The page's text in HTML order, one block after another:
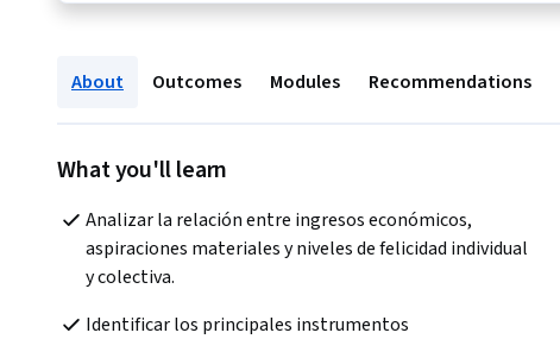
About Outcomes Modules Recommendations
What you'll learn
Analizar la relación entre ingresos económicos,
aspiraciones materiales y niveles de felicidad individual
y colectiva.
Identificar los principales instrumentos